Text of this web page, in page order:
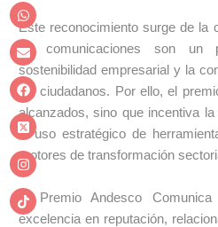
Este reconocimiento surge de la
de comunicaciones son un
sostenibilidad empresarial y la
los ciudadanos. Por ello, el
alcanzados, sino que incentiva
el uso estratégico de
motores de transformación
El Premio Andesco
excelencia en reputación,